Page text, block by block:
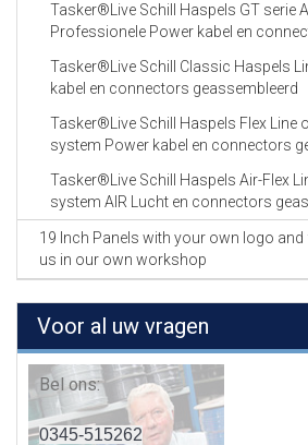
Tasker®Live Schill Haspels GT serie
Professionele Power kabel en
Tasker®Live Schill Classic Haspels
kabel en connectors geassembleerd
Tasker®Live Schill Haspels Flex Line
system Power kabel en connectors
Tasker®Live Schill Haspels Air-Flex
system AIR Lucht en connectors
19 Inch Panels with your own logo
us in our own workshop
Voor al uw vragen
Bel ons:
0345-515262